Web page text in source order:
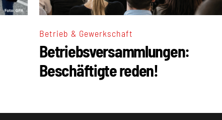
Betrieb & Gewerkschaft
Betriebsversammlungen:
Beschäftigte reden!